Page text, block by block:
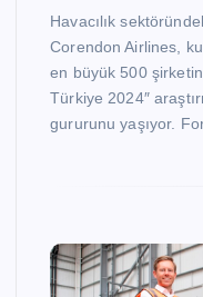
Havacılık
Corendon Airlines,
en büyük 500
Türkiye 2024″
gururunu yaşıyor.